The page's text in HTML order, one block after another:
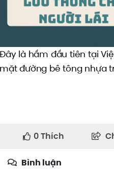
Đây là hầm đầu tiên tại
mặt đường bê tông nhựa
0Thích
Bình luận